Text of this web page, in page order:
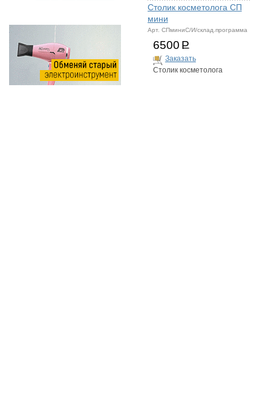
Столик косметолога СП
мини
Арт. СПминиС/И/склад.программа
6500 Р
Заказать
Столик косметолога